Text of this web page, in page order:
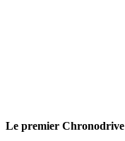
Le premier Chronodrive